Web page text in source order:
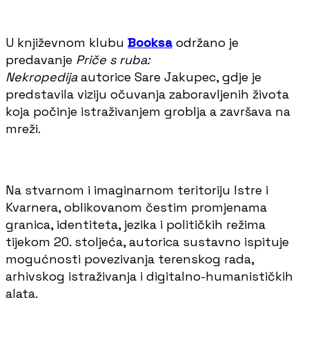
U književnom klubu Booksa održano je
predavanje Priče s ruba:
Nekropedijaautorice Sare Jakupec, gdje je
predstavila viziju očuvanja zaboravljenih života
koja počinje istraživanjem groblja a završava na
mreži.
Na stvarnom i imaginarnom teritoriju Istre i
Kvarnera, oblikovanom čestim promjenama
granica, identiteta, jezika i političkih režima
tijekom 20. stoljeća, autorica sustavno ispituje
mogućnosti povezivanja terenskog rada,
arhivskog istraživanja i digitalno-humanističkih
alata.